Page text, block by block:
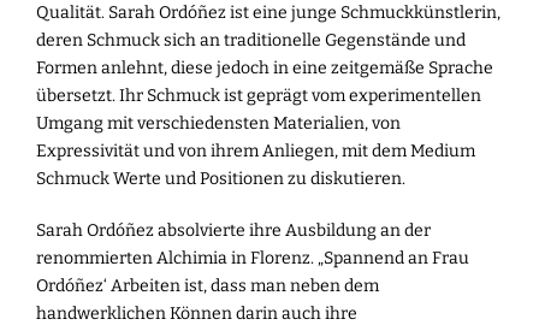
Qualität. Sarah Ordóñez ist eine junge Schmuckkünstlerin,
deren Schmuck sich an traditionelle Gegenstände und
Formen anlehnt, diese jedoch in eine zeitgemäße Sprache
übersetzt. Ihr Schmuck ist geprägt vom experimentellen
Umgang mit verschiedensten Materialien, von
Expressivität und von ihrem Anliegen, mit dem Medium
Schmuck Werte und Positionen zu diskutieren.
Sarah Ordóñez absolvierte ihre Ausbildung an der
renommierten Alchimia in Florenz. „Spannend an Frau
Ordóñez‘ Arbeiten ist, dass man neben dem
handwerklichen Können darin auch ihre